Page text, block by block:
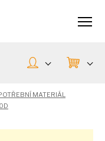
MATERIÁL